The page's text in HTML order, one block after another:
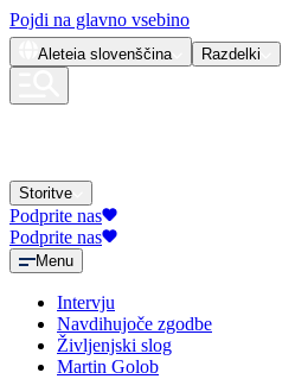
Pojdi na glavno vsebino
Aleteia slovenščina Razdelki
Storitve
Podprite nas
Podprite nas
Menu
Intervju
Navdihujoče zgodbe
Življenjski slog
Martin Golob